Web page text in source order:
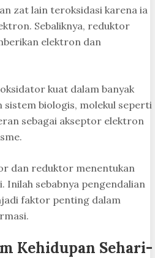
zat lain teroksidasi karena ia
Sebaliknya, reduktor
elektron dan
kuat dalam banyak
sistem biologis, molekul seperti
sebagai akseptor elektron
dan reduktor menentukan
Inilah sebabnya pengendalian
faktor penting dalam
Kehidupan Sehari-